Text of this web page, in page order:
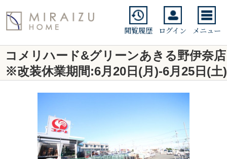
閲覧履歴 ログイン メニュー
コメリハード&グリーンあきる野伊奈店
※改装休業期間:6月20日(月)-6月25日(土)